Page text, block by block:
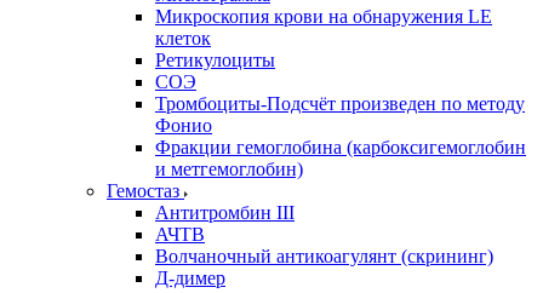
Микроскопия крови на обнаружения LE
клеток
Ретикулоциты
СОЭ
Тромбоциты-Подсчёт произведен по методу
Фонио
Фракции гемоглобина (карбоксигемоглобин
и метгемоглобин)
Гемостаз
Антитромбин III
АЧТВ
Волчаночный антикоагулянт (скрининг)
Д-димер